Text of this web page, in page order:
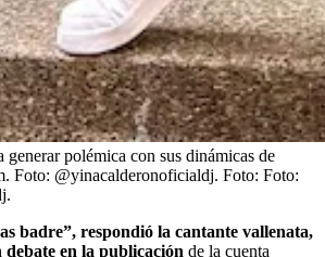
polémica con sus dinámicas de
Foto: @yinacalderonoficialdj. Foto: Foto:
badre”, respondió la cantante vallenata,
en la publicación de la cuenta